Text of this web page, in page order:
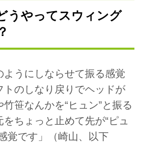
うやってスウィング
ようにしならせて振る感覚
トのしなり戻りでヘッドが
笹なんかを“ヒュン”と振る
ちょっと止めて先が“ピュ
覚です」（崎山、以下